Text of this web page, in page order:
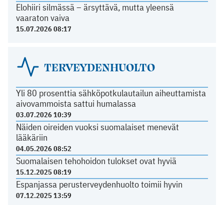
Elohiiri silmässä – ärsyttävä, mutta yleensä
vaaraton vaiva
15.07.2026 08:17
TERVEYDENHUOLTO
Yli 80 prosenttia sähköpotkulautailun aiheuttamista
aivovammoista sattui humalassa
03.07.2026 10:39
Näiden oireiden vuoksi suomalaiset menevät
lääkäriin
04.05.2026 08:52
Suomalaisen tehohoidon tulokset ovat hyviä
15.12.2025 08:19
Espanjassa perusterveydenhuolto toimii hyvin
07.12.2025 13:59